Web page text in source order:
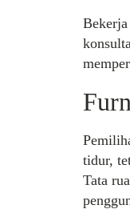
Bekerja
tidur,
Tata